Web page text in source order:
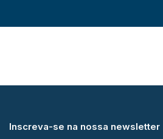
Inscreva-se na nossa newsletter